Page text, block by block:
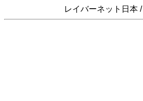
レイバーネット日本 /